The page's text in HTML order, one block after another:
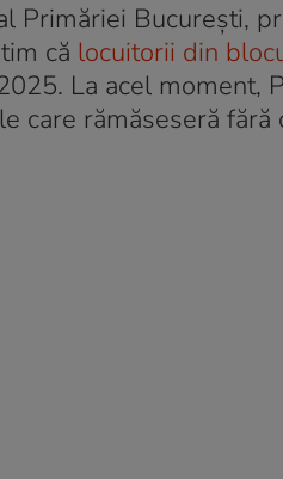
Primăriei București,
că locuitorii din
La acel moment,
care rămăseseră fără